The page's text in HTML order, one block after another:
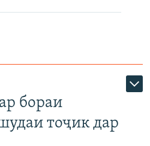
бораи
тоҷик дар